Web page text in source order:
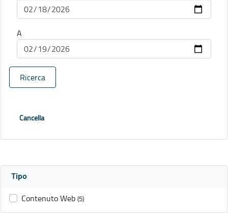
A
Ricerca
Cancella
Tipo
Contenuto Web (5)